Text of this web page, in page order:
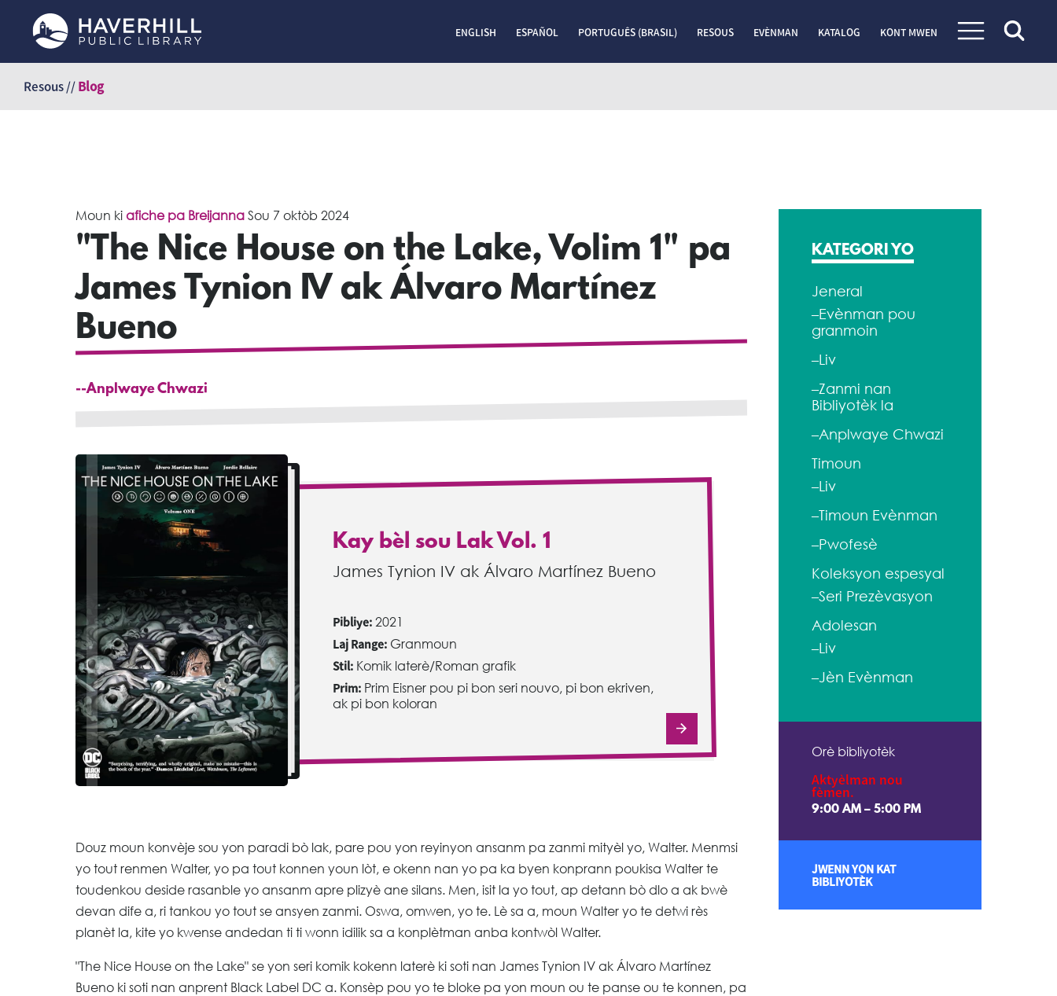
kontni
ENGLISH ESPAÑOL PORTUGUÊS (BRASIL) RESOUS EVÈNMAN KATALOG KONT MWEN
Resous //Blog
Moun ki afiche pa Breijanna Sou 7 oktòb 2024
"The Nice House on the Lake, Volim 1" pa
James Tynion IV ak Álvaro Martínez
Bueno
--Anplwaye Chwazi
Kay bèl sou Lak Vol. 1
James Tynion IV ak Álvaro Martínez Bueno
Pibliye:2021
Laj Range:Granmoun
Stil:Komik laterè/Roman grafik
Prim:Prim Eisner pou pi bon seri nouvo, pi bon ekriven,
ak pi bon koloran
Douz moun konvèje sou yon paradi bò lak, pare pou yon reyinyon ansanm pa zanmi mityèl yo, Walter. Menmsi
yo tout renmen Walter, yo pa tout konnen youn lòt, e okenn nan yo pa ka byen konprann poukisa Walter te
toudenkou deside rasanble yo ansanm apre plizyè ane silans. Men, isit la yo tout, ap detann bò dlo a ak bwè
devan dife a, ri tankou yo tout se ansyen zanmi. Oswa, omwen, yo te. Lè sa a, moun Walter yo te detwi rès
planèt la, kite yo kwense andedan ti ti wonn idilik sa a konplètman anba kontwòl Walter.
"The Nice House on the Lake" se yon seri komik kokenn laterè ki soti nan James Tynion IV ak Álvaro Martínez
Bueno ki soti nan anprent Black Label DC a. Konsèp pou yo te bloke pa yon moun ou te panse ou te konnen, pa
KATEGORI YO
Jeneral
–Evènman pou
granmoin
–Liv
–Zanmi nan
Bibliyotèk la
–Anplwaye Chwazi
Timoun
–Liv
–Timoun Evènman
–Pwofesè
Koleksyon espesyal
–Seri Prezèvasyon
Adolesan
–Liv
–Jèn Evènman
Orè bibliyotèk
Aktyèlman nou
fèmen.
9:00 AM – 5:00 PM
JWENN YON KAT
BIBLIYOTÈK